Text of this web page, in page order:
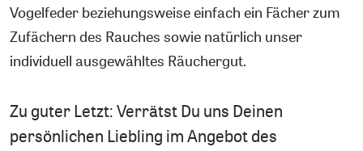
Vogelfeder beziehungsweise einfach ein Fächer zum
Zufächern des Rauches sowie natürlich unser
individuell ausgewähltes Räuchergut.
Zu guter Letzt: Verrätst Du uns Deinen
persönlichen Liebling im Angebot des